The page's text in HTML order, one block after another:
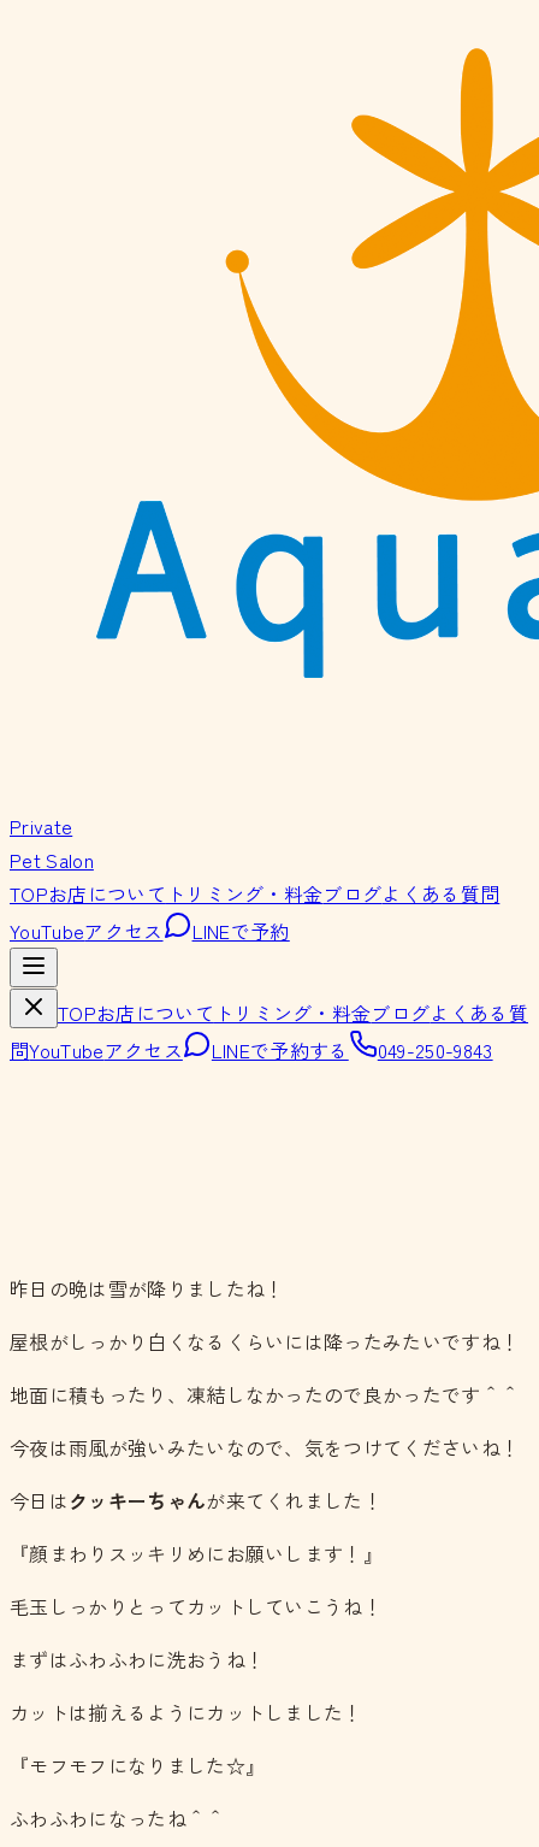
Private
Pet Salon
TOPお店について トリミング・料金ブログよくある質問
YouTubeアクセス LINEで予約
TOPお店について トリミング・料金ブログよくある質
問YouTubeアクセス LINEで予約する 049-250-9843
昨日の晩は雪が降りましたね！
屋根がしっかり白くなるくらいには降ったみたいですね！
地面に積もったり、凍結しなかったので良かったです＾＾
今夜は雨風が強いみたいなので、気をつけてくださいね！
今日はクッキーちゃんが来てくれました！
『顔まわりスッキリめにお願いします！』
毛玉しっかりとってカットしていこうね！
まずはふわふわに洗おうね！
カットは揃えるようにカットしました！
『モフモフになりました☆』
ふわふわになったね＾＾